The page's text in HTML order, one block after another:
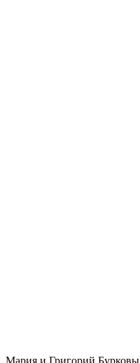
Мария и Григорий Бурковы